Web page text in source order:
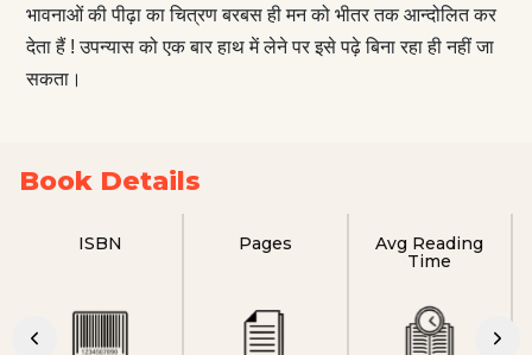
भावनाओं की पीढ़ा का चित्रण बरबस ही मन को भीतर तक आन्दोलित कर
देता हैं ! उपन्यास को एक बार हाथ में लेने पर इसे पढ़े बिना रहा ही नहीं जा
सकता।
Book Details
ISBN Pages
Avg Reading
Time